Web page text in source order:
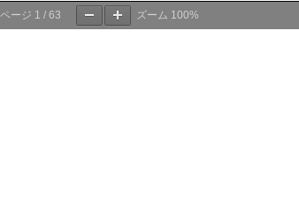
ページ 1 / 63 ズーム 100%